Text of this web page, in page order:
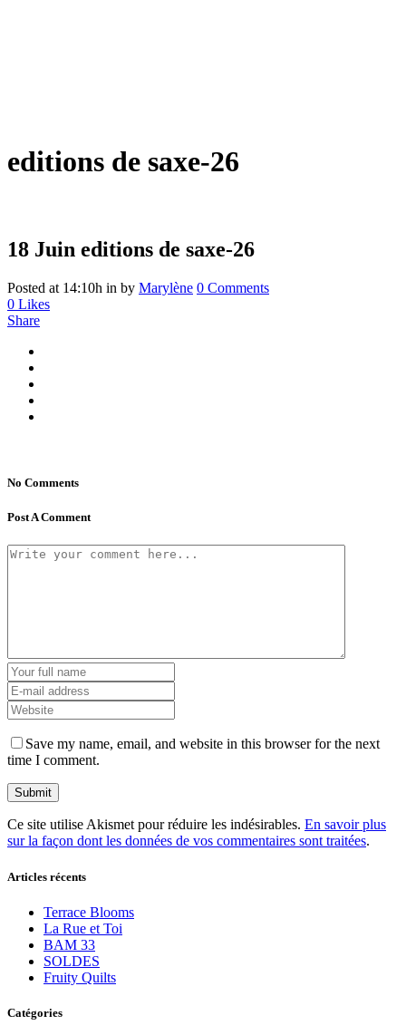
editions de saxe-26
18 Juin editions de saxe-26
Posted at 14:10h in by Marylène 0 Comments
0 Likes
Share
No Comments
Post A Comment
Save my name, email, and website in this browser for the next
time I comment.
Ce site utilise Akismet pour réduire les indésirables. En savoir plus
sur la façon dont les données de vos commentaires sont traitées.
Articles récents
Terrace Blooms
La Rue et Toi
BAM 33
SOLDES
Fruity Quilts
Catégories